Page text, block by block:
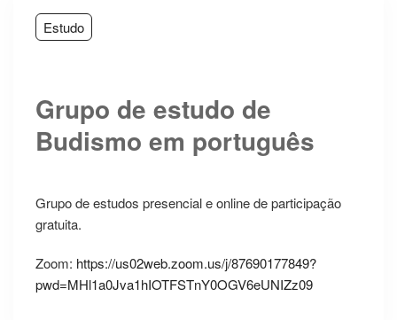
Estudo
Grupo de estudo de
Budismo em português
Grupo de estudos presencial e online de participação
gratuita.
Zoom: https://us02web.zoom.us/j/87690177849?
pwd=MHl1a0Jva1hIOTFSTnY0OGV6eUNIZz09